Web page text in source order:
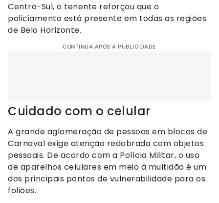
Centro-Sul, o tenente reforçou que o
policiamento está presente em todas as regiões
de Belo Horizonte.
CONTINUA APÓS A PUBLICIDADE
Cuidado com o celular
A grande aglomeração de pessoas em blocos de
Carnaval exige atenção redobrada com objetos
pessoais. De acordo com a Polícia Militar, o uso
de aparelhos celulares em meio à multidão é um
dos principais pontos de vulnerabilidade para os
foliões.